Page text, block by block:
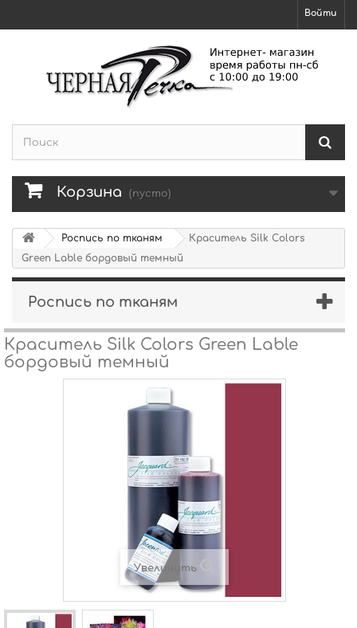
Войти
Корзина (пусто)
Роспись по тканям
Краситель Silk Colors
Green Lable бордовый темный
Роспись по тканям
Краситель Silk Colors Green Lable
бордовый темный
Увеличить